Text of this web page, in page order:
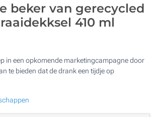
beker van gerecycled
410 ml
in een opkomende marketingcampagne door
te bieden dat de drank een tijdje op